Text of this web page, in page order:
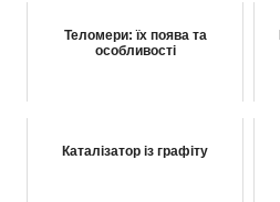
Теломери: їх поява та
особливості
Каталізатор із графіту